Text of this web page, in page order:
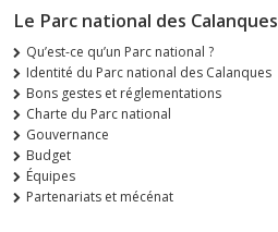
Le Parc national des Calanques
Qu’est-ce qu’un Parc national ?
Identité du Parc national des Calanques
Bons gestes et réglementations
Charte du Parc national
Gouvernance
Budget
Équipes
Partenariats et mécénat